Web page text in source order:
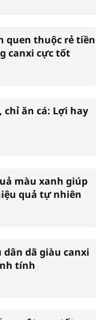
quen thuộc rẻ tiền
canxi cực tốt
ăn cá: Lợi hay
màu xanh giúp
quả tự nhiên
dân dã giàu canxi
tính